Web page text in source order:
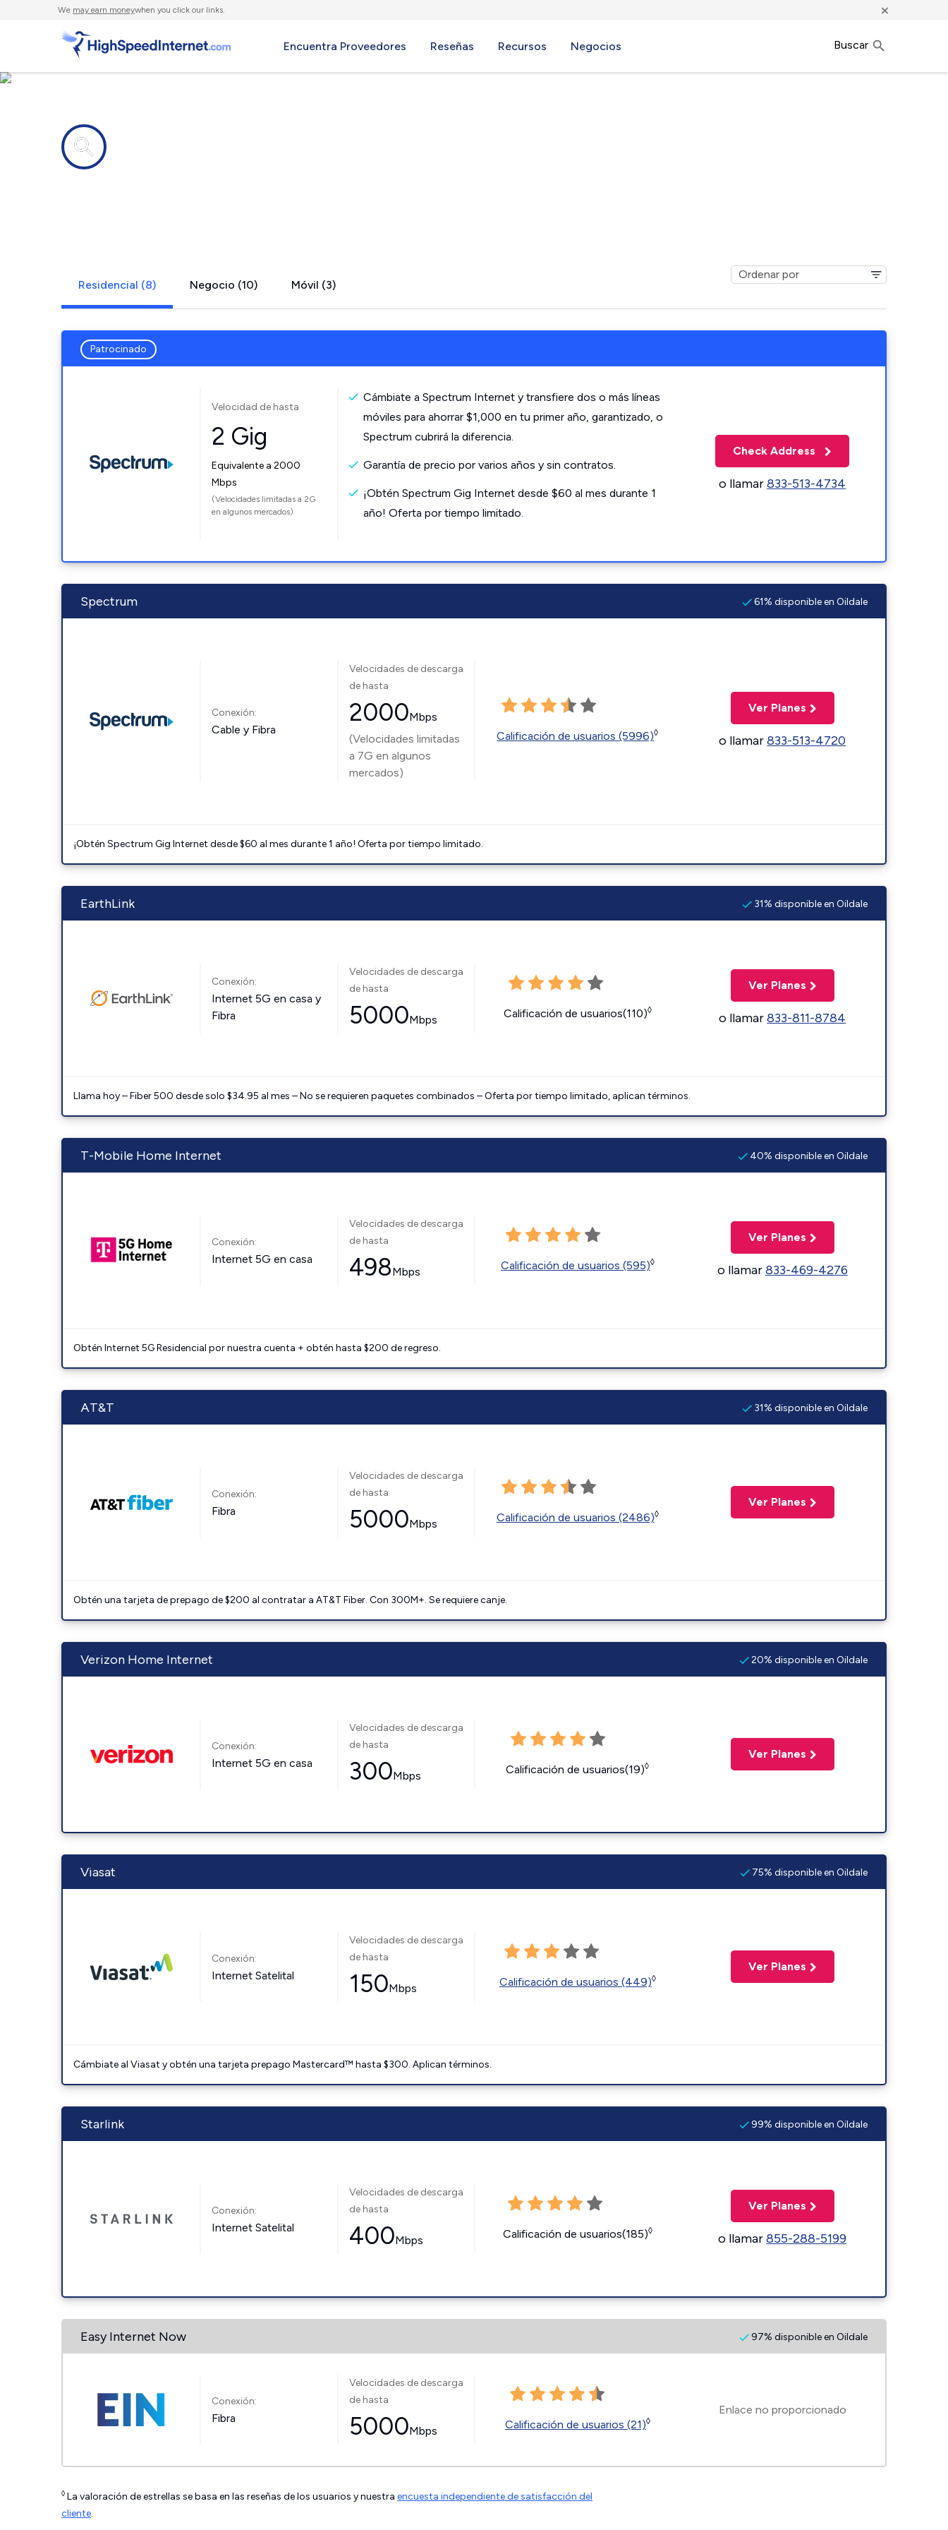
We may earn moneywhen you click our links. ×
Encuentra Proveedores Reseñas Recursos Negocios Buscar
Residencial (8) Negocio (10) Móvil (3)
Patrocinado
Velocidad de hasta
2 Gig
Equivalente a 2000
Mbps
(Velocidades limitadas a 2G
en algunos mercados)
Cámbiate a Spectrum Internet y transfiere dos o más líneas
móviles para ahorrar $1,000 en tu primer año, garantizado, o
Spectrum cubrirá la diferencia.
Garantía de precio por varios años y sin contratos.
¡Obtén Spectrum Gig Internet desde $60 al mes durante 1
año! Oferta por tiempo limitado.
Check Address
o llamar833-513-4734
Spectrum 61% disponible en Oildale
Conexión:
Cable y Fibra
Velocidades de descarga
de hasta
2000Mbps
(Velocidades limitadas
a 7G en algunos
mercados)
Calificación de usuarios (5996)◊
Ver Planes
o llamar833-513-4720
¡Obtén Spectrum Gig Internet desde $60 al mes durante 1 año! Oferta por tiempo limitado.
EarthLink 31% disponible en Oildale
Conexión:
Internet 5G en casa y
Fibra
Velocidades de descarga
de hasta
5000Mbps Calificación de usuarios(110)◊
Ver Planes
o llamar833-811-8784
Llama hoy – Fiber 500 desde solo $34.95 al mes – No se requieren paquetes combinados – Oferta por tiempo limitado, aplican términos.
T-Mobile Home Internet 40% disponible en Oildale
Conexión:
Internet 5G en casa
Velocidades de descarga
de hasta
498Mbps Calificación de usuarios (595)◊
Ver Planes
o llamar833-469-4276
Obtén Internet 5G Residencial por nuestra cuenta + obtén hasta $200 de regreso.
AT&T 31% disponible en Oildale
Conexión:
Fibra
Velocidades de descarga
de hasta
5000Mbps Calificación de usuarios (2486)◊
Ver Planes
Obtén una tarjeta de prepago de $200 al contratar a AT&T Fiber. Con 300M+. Se requiere canje.
Verizon Home Internet 20% disponible en Oildale
Conexión:
Internet 5G en casa
Velocidades de descarga
de hasta
300Mbps Calificación de usuarios(19)◊
Ver Planes
Viasat 75% disponible en Oildale
Conexión:
Internet Satelital
Velocidades de descarga
de hasta
150Mbps Calificación de usuarios (449)◊
Ver Planes
Cámbiate al Viasat y obtén una tarjeta prepago Mastercard™ hasta $300. Aplican términos.
Starlink 99% disponible en Oildale
Conexión:
Internet Satelital
Velocidades de descarga
de hasta
400Mbps Calificación de usuarios(185)◊
Ver Planes
o llamar855-288-5199
Easy Internet Now 97% disponible en Oildale
Conexión:
Fibra
Velocidades de descarga
de hasta
5000Mbps Calificación de usuarios (21)◊
Enlace no proporcionado
◊ La valoración de estrellas se basa en las reseñas de los usuarios y nuestra encuesta independiente de satisfacción del
cliente.